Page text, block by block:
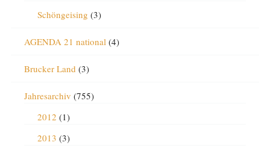
Schöngeising (3)
AGENDA 21 national(4)
Brucker Land (3)
Jahresarchiv (755)
2012 (1)
2013 (3)